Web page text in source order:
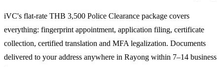
iVC's flat-rate THB 3,500 Police Clearance package covers
everything: fingerprint appointment, application filing, certificate
collection, certified translation and MFA legalization. Documents
delivered to your address anywhere in Rayong within 7–14 business